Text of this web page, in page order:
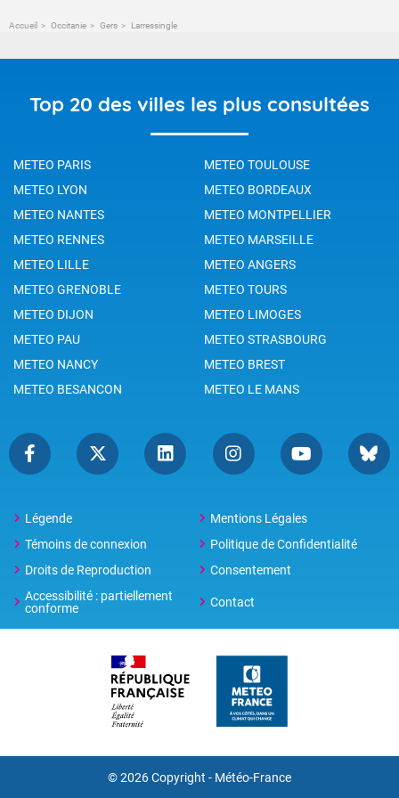
Accueil Occitanie Gers Larressingle
Top 20 des villes les plus consultées
METEO PARIS
METEO TOULOUSE
METEO LYON
METEO BORDEAUX
METEO NANTES
METEO MONTPELLIER
METEO RENNES
METEO MARSEILLE
METEO LILLE
METEO ANGERS
METEO GRENOBLE
METEO TOURS
METEO DIJON
METEO LIMOGES
METEO PAU
METEO STRASBOURG
METEO NANCY
METEO BREST
METEO BESANCON
METEO LE MANS
Légende
Mentions Légales
Témoins de connexion
Politique de Confidentialité
Droits de Reproduction
Consentement
Accessibilité : partiellement
conforme
Contact
© 2026 Copyright - Météo-France